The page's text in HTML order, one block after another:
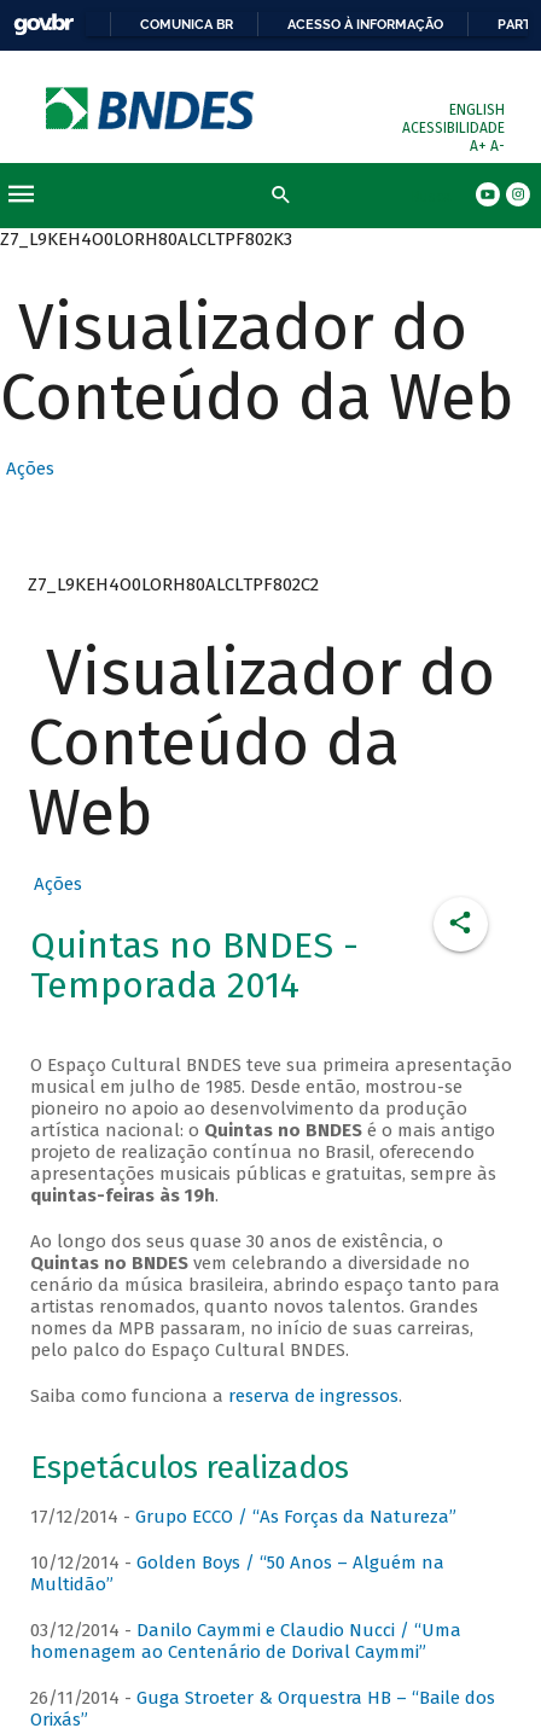
COMUNICA BR ACESSO À INFORMAÇÃO
ENGLISH
ACESSIBILIDADE
A+ A-
Z7_L9KEH4O0LORH80ALCLTPF802K3
Visualizador do
Conteúdo da Web
Ações
Z7_L9KEH4O0LORH80ALCLTPF802C2
Visualizador do
Conteúdo da
Web
Ações
Quintas no BNDES -
Temporada 2014
O Espaço Cultural BNDES teve sua primeira apresentação
musical em julho de 1985. Desde então, mostrou-se
pioneiro no apoio ao desenvolvimento da produção
artística nacional: o Quintas no BNDESé o mais antigo
projeto de realização contínua no Brasil, oferecendo
apresentações musicais públicas e gratuitas, sempre às
quintas-feiras às 19h.
Ao longo dos seus quase 30 anos de existência, o
Quintas no BNDESvem celebrando a diversidade no
cenário da música brasileira, abrindo espaço tanto para
artistas renomados, quanto novos talentos. Grandes
nomes da MPB passaram, no início de suas carreiras,
pelo palco do Espaço Cultural BNDES.
Saiba como funciona a reserva de ingressos.
Espetáculos realizados
17/12/2014 - Grupo ECCO / “As Forças da Natureza”
10/12/2014 - Golden Boys / “50 Anos – Alguém na
Multidão”
03/12/2014 - Danilo Caymmi e Claudio Nucci / “Uma
homenagem ao Centenário de Dorival Caymmi”
26/11/2014 - Guga Stroeter & Orquestra HB – “Baile dos
Orixás”